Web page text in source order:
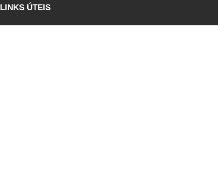
LINKS ÚTEIS